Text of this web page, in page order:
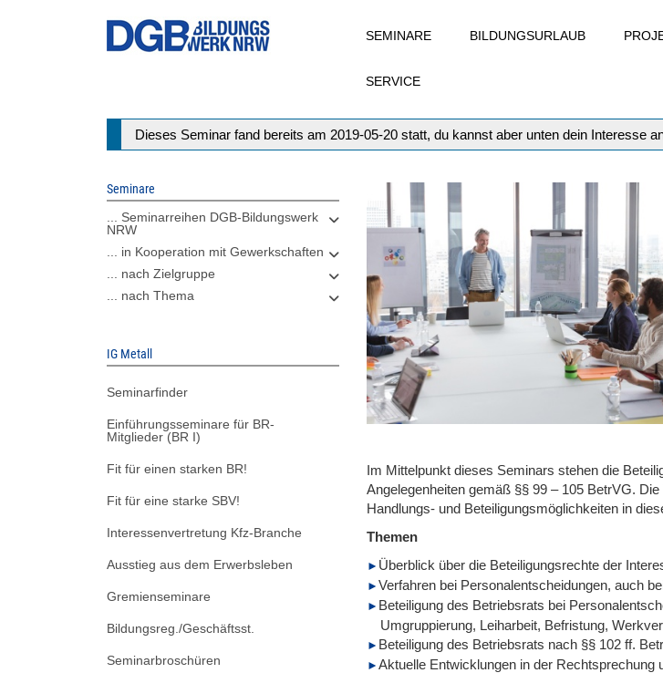
SEMINARE BILDUNGSURLAUB
SERVICE
Statusmeldung
Dieses Seminar fand bereits am 2019-05-20 statt, du kannst aber unten dein Interesse
Seminare
... Seminarreihen DGB-Bildungswerk
NRW
... in Kooperation mit Gewerkschaften
... nach Zielgruppe
... nach Thema
IG Metall
Seminarfinder
Einführungsseminare für BR-
Mitglieder (BR I)
Fit für einen starken BR!
Fit für eine starke SBV!
Interessenvertretung Kfz-Branche
Ausstieg aus dem Erwerbsleben
Gremienseminare
Bildungsreg./Geschäftsst.
Seminarbroschüren
Im Mittelpunkt dieses Seminars stehen die
Angelegenheiten gemäß §§ 99 – 105 BetrVG.
Handlungs- und Beteiligungsmöglichkeiten in
Themen
Überblick über die Beteiligungsrechte der
Verfahren bei Personalentscheidungen, auch
Beteiligung des Betriebsrats bei
Umgruppierung, Leiharbeit, Befristung,
Beteiligung des Betriebsrats nach §§ 102 ff.
Aktuelle Entwicklungen in der Rechtsprechung